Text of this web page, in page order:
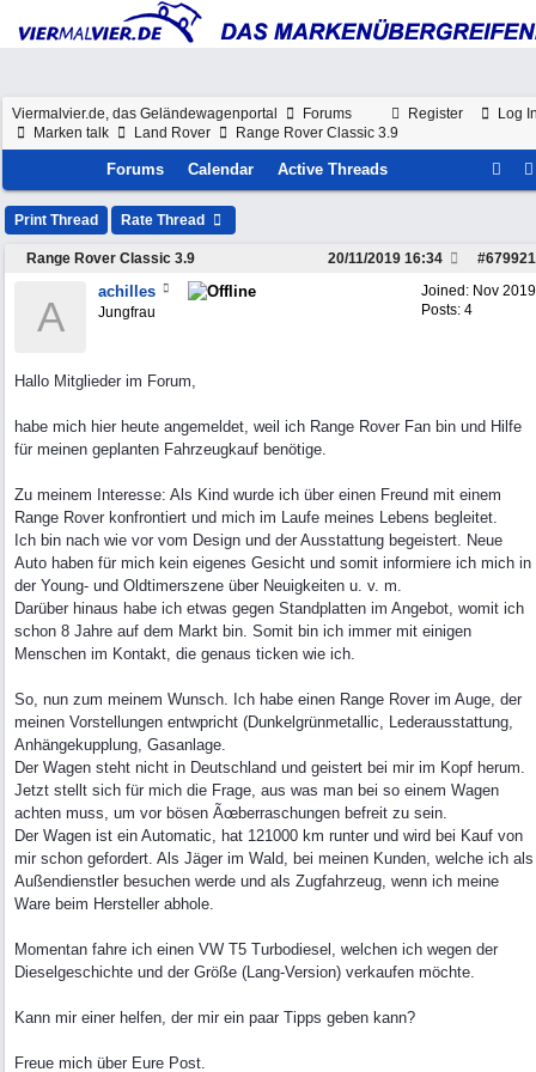
Register Log
Viermalvier.de, das Geländewagenportal
Forums
Marken talk
Land Rover Range Rover Classic 3.9
Forums Calendar Active Threads
Print Thread Rate Thread
Range Rover Classic 3.9 #679921
20/11/2019 16:34
Joined: Nov 2019
Posts: 4
A
achilles
Jungfrau
Hallo Mitglieder im Forum,
habe mich hier heute angemeldet, weil ich Range Rover Fan bin und Hilfe
für meinen geplanten Fahrzeugkauf benötige.
Zu meinem Interesse: Als Kind wurde ich über einen Freund mit einem
Range Rover konfrontiert und mich im Laufe meines Lebens begleitet.
Ich bin nach wie vor vom Design und der Ausstattung begeistert. Neue
Auto haben für mich kein eigenes Gesicht und somit informiere ich mich in
der Young- und Oldtimerszene über Neuigkeiten u. v. m.
Darüber hinaus habe ich etwas gegen Standplatten im Angebot, womit ich
schon 8 Jahre auf dem Markt bin. Somit bin ich immer mit einigen
Menschen im Kontakt, die genaus ticken wie ich.
So, nun zum meinem Wunsch. Ich habe einen Range Rover im Auge, der
meinen Vorstellungen entwpricht (Dunkelgrünmetallic, Lederausstattung,
Anhängekupplung, Gasanlage.
Der Wagen steht nicht in Deutschland und geistert bei mir im Kopf herum.
Jetzt stellt sich für mich die Frage, aus was man bei so einem Wagen
achten muss, um vor bösen Ãœberraschungen befreit zu sein.
Der Wagen ist ein Automatic, hat 121000 km runter und wird bei Kauf von
mir schon gefordert. Als Jäger im Wald, bei meinen Kunden, welche ich als
Außendienstler besuchen werde und als Zugfahrzeug, wenn ich meine
Ware beim Hersteller abhole.
Momentan fahre ich einen VW T5 Turbodiesel, welchen ich wegen der
Dieselgeschichte und der Größe (Lang-Version) verkaufen möchte.
Kann mir einer helfen, der mir ein paar Tipps geben kann?
Freue mich über Eure Post.